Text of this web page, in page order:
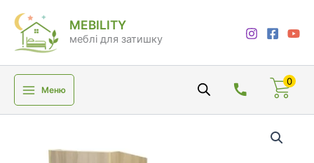
вмісту
MEBILITY
меблі для затишку
Меню
0